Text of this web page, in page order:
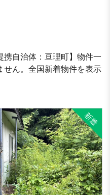
携自治体：亘理町】物件一
せん。全国新着物件を表示